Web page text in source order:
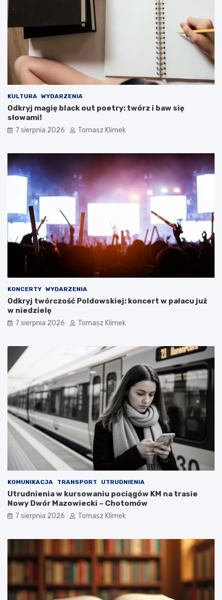
KULTURA WYDARZENIA
Odkryj magię black out poetry: twórz i baw się
słowami!
7 sierpnia 2026 Tomasz Klimek
KONCERTY WYDARZENIA
Odkryj twórczość Poldowskiej: koncert w pałacu już
w niedzielę
7 sierpnia 2026 Tomasz Klimek
KOMUNIKACJA TRANSPORT UTRUDNIENIA
Utrudnienia w kursowaniu pociągów KM na trasie
Nowy Dwór Mazowiecki – Chotomów
7 sierpnia 2026 Tomasz Klimek